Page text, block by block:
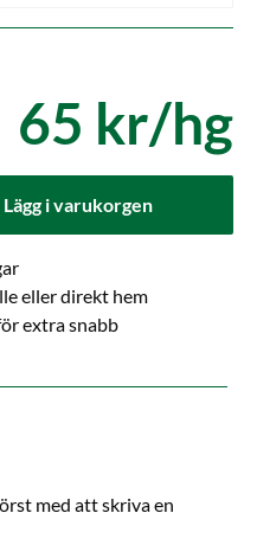
65 kr/hg
Lägg i varukorgen
eller direkt hem
extra snabb
med att skriva en